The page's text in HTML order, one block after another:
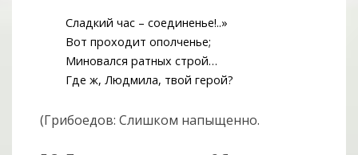
Сладкий час – соединенье!..»
Вот проходит ополченье;
Миновался ратных строй…
Где ж, Людмила, твой герой?
(Грибоедов: Слишком напыщенно.